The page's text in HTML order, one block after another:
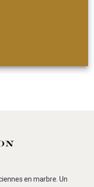
en marbre. Un